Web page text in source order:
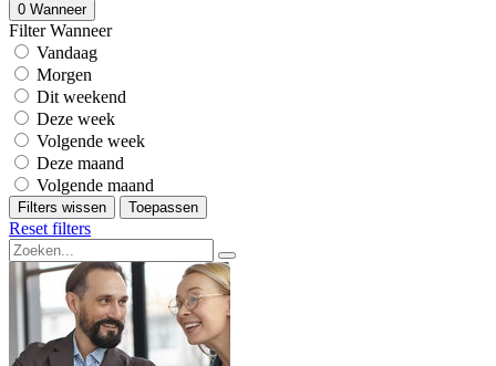
0 Wanneer
Filter Wanneer
Vandaag
Morgen
Dit weekend
Deze week
Volgende week
Deze maand
Volgende maand
Filters wissen Toepassen
Reset filters